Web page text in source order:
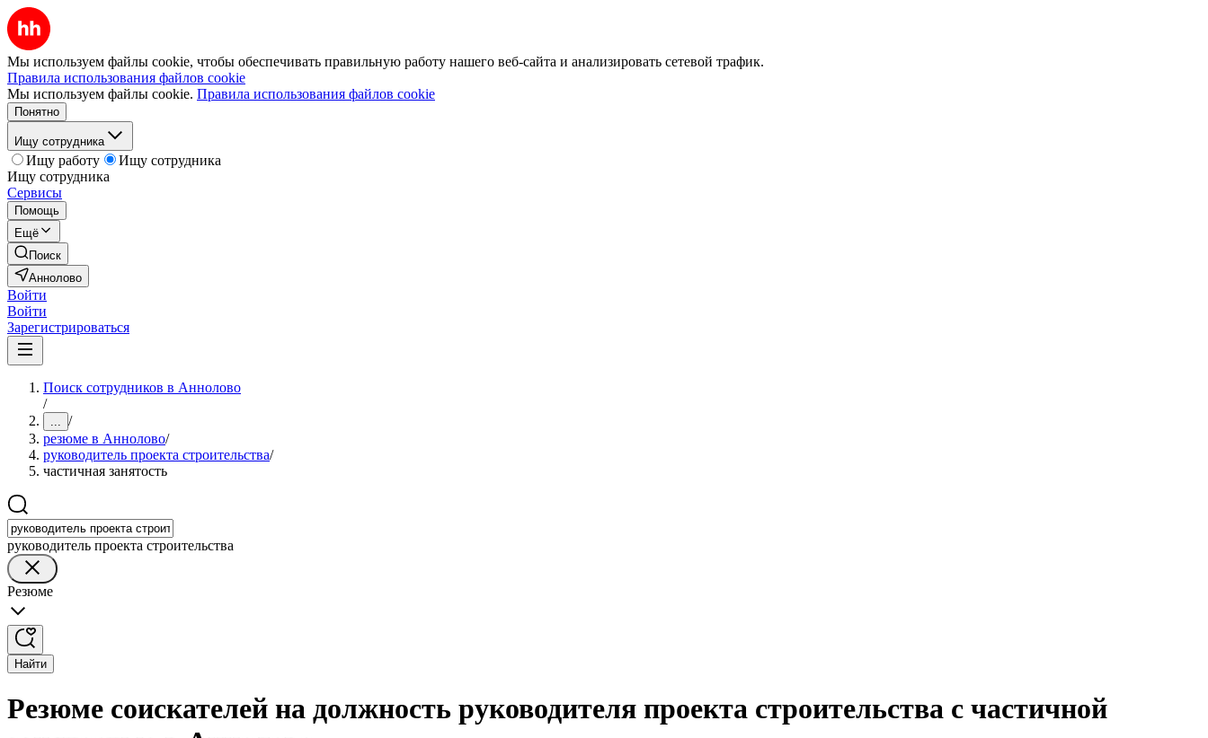
Мы используем файлы cookie, чтобы обеспечивать правильную работу нашего веб-сайта и анализировать сетевой трафик.
Правила использования файлов cookie
Мы используем файлы cookie. Правила использования файлов cookie
Понятно
Ищу сотрудника
Ищу работу
Ищу сотрудника
Ищу сотрудника
Сервисы
Помощь
Ещё
Поиск
Аннолово
Войти
Войти
Зарегистрироваться
Поиск сотрудников в Аннолово
/
... /
резюме в Аннолово/
руководитель проекта строительства/
частичная занятость
руководитель проекта строительства
Резюме
Найти
Резюме соискателей на должность руководителя проекта строительства с частичной